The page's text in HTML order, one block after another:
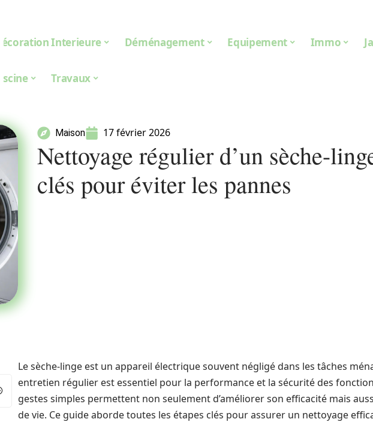
Décoration Interieure Déménagement Equipement Immo
Piscine Travaux
Maison 17 février 2026
Nettoyage régulier d’un sèche-
clés pour éviter les pannes
Le sèche-linge est un appareil électrique souvent négligé dans les tâches
entretien régulier est essentiel pour la performance et la sécurité des
gestes simples permettent non seulement d’améliorer son efficacité mais
de vie. Ce guide aborde toutes les étapes clés pour assurer un nettoyage